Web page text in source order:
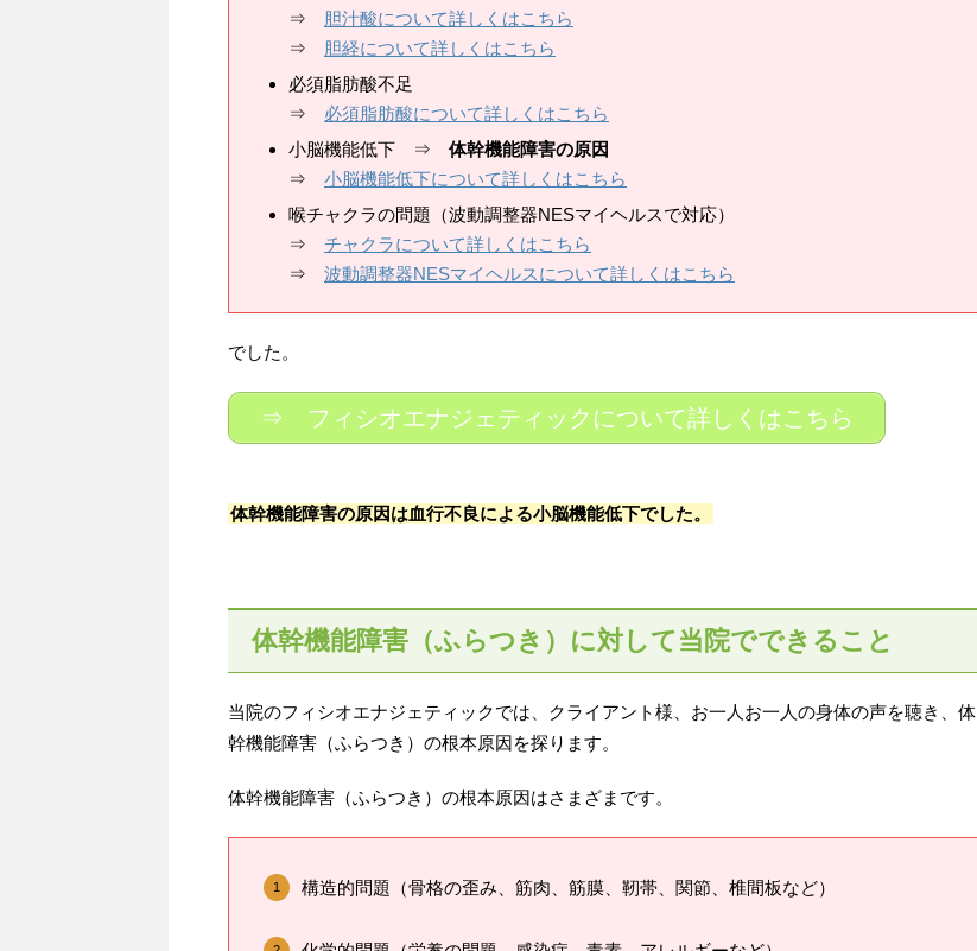
⇒ 胆汁酸について詳しくはこちら
⇒ 胆経について詳しくはこちら
必須脂肪酸不足
⇒ 必須脂肪酸について詳しくはこちら
小脳機能低下 ⇒ 体幹機能障害の原因
⇒ 小脳機能低下について詳しくはこちら
喉チャクラの問題（波動調整器NESマイヘルスで対応）
⇒ チャクラについて詳しくはこちら
⇒ 波動調整器NESマイヘルスについて詳しくはこちら
でした。
⇒ フィシオエナジェティックについて詳しくはこちら
体幹機能障害の原因は血行不良による小脳機能低下でした。
体幹機能障害（ふらつき）に対して当院でできること
当院のフィシオエナジェティックでは、クライアント様、お一人お一人の身体の声を聴き、体
幹機能障害（ふらつき）の根本原因を探ります。
体幹機能障害（ふらつき）の根本原因はさまざまです。
構造的問題（骨格の歪み、筋肉、筋膜、靭帯、関節、椎間板など）